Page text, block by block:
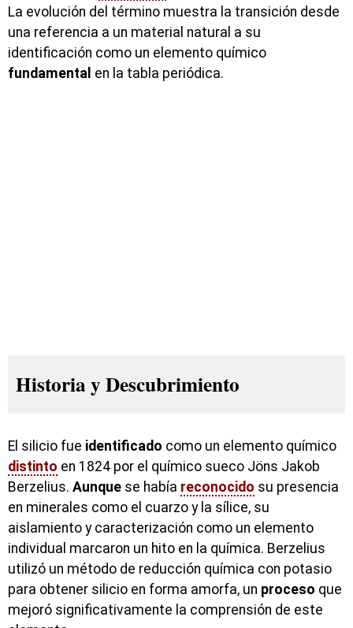
La evolución del término muestra la transición desde
una referencia a un material natural a su
identificación como un elemento químico
fundamental en la tabla periódica.
Historia y Descubrimiento
El silicio fue identificado como un elemento químico
distinto en 1824 por el químico sueco Jöns Jakob
Berzelius. Aunque se había reconocido su presencia
en minerales como el cuarzo y la sílice, su
aislamiento y caracterización como un elemento
individual marcaron un hito en la química. Berzelius
utilizó un método de reducción química con potasio
para obtener silicio en forma amorfa, un proceso que
mejoró significativamente la comprensión de este